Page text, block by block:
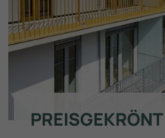
PREISGEKRÖNT